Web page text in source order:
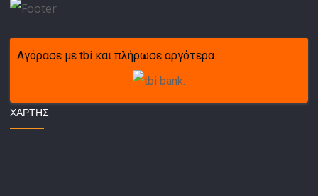
Αγόρασε με tbi και πλήρωσε αργότερα.
ΧΆΡΤΗΣ